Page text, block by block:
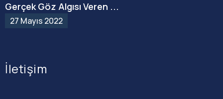
Gerçek Göz Algısı Veren ...
27 Mayıs 2022
İletişim